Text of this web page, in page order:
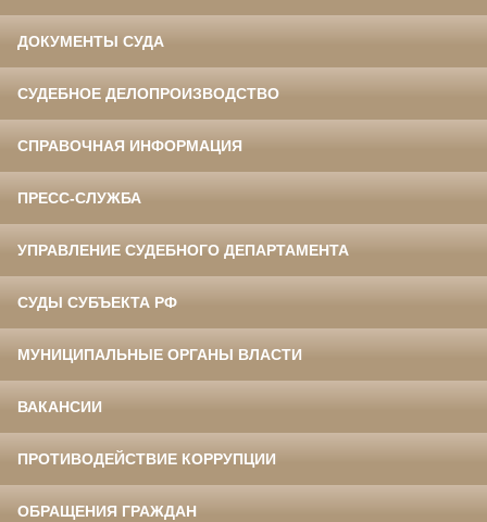
ДОКУМЕНТЫ СУДА
СУДЕБНОЕ ДЕЛОПРОИЗВОДСТВО
СПРАВОЧНАЯ ИНФОРМАЦИЯ
ПРЕСС-СЛУЖБА
УПРАВЛЕНИЕ СУДЕБНОГО ДЕПАРТАМЕНТА
СУДЫ СУБЪЕКТА РФ
МУНИЦИПАЛЬНЫЕ ОРГАНЫ ВЛАСТИ
ВАКАНСИИ
ПРОТИВОДЕЙСТВИЕ КОРРУПЦИИ
ОБРАЩЕНИЯ ГРАЖДАН